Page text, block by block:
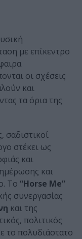
με επίκεντρο
οι σχέσεις
και
τα όρια της
σαδιστικοί
στέκει ως
και
και
Το “Horse Me”
συνεργασίας
και της
πολιτικός
το πολυδιάστατο